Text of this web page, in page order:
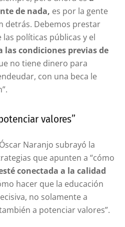
de nada, es por la gente
detrás. Debemos prestar
políticas públicas y el
las condiciones previas de
no tiene dinero para
con una beca le
valores”
Naranjo subrayó la
que apunten a “cómo
conectada a la calidad
hacer que la educación
no solamente a
a potenciar valores”.